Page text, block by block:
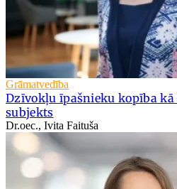
Grāmatvedība
Dzīvokļu īpašnieku kopība
subjekts
Dr.oec., Ivita Faituša